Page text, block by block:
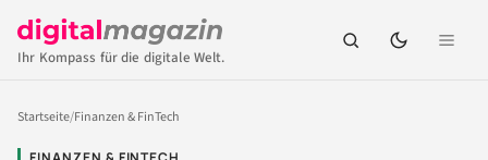
Ihr Kompass für die digitale Welt.
Startseite/Finanzen & FinTech